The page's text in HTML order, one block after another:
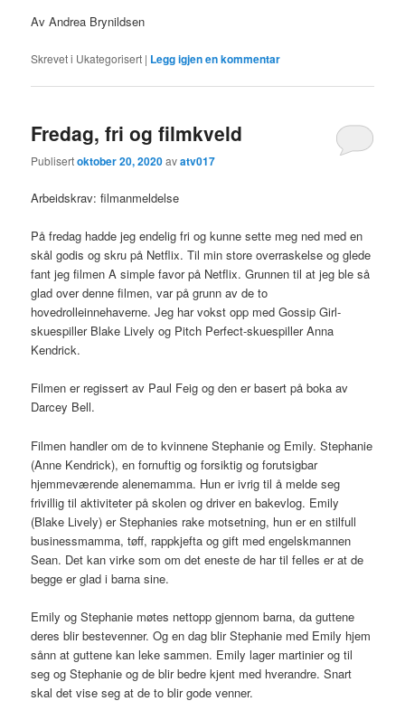
Av Andrea Brynildsen
Skrevet i Ukategorisert | Legg igjen en kommentar
Fredag, fri og filmkveld
Publisertoktober 20, 2020avatv017
Arbeidskrav: filmanmeldelse
På fredag hadde jeg endelig fri og kunne sette meg ned med en
skål godis og skru på Netflix. Til min store overraskelse og glede
fant jeg filmen A simple favor på Netflix. Grunnen til at jeg ble så
glad over denne filmen, var på grunn av de to
hovedrolleinnehaverne. Jeg har vokst opp med Gossip Girl-
skuespiller Blake Lively og Pitch Perfect-skuespiller Anna
Kendrick.
Filmen er regissert av Paul Feig og den er basert på boka av
Darcey Bell.
Filmen handler om de to kvinnene Stephanie og Emily. Stephanie
(Anne Kendrick), en fornuftig og forsiktig og forutsigbar
hjemmeværende alenemamma. Hun er ivrig til å melde seg
frivillig til aktiviteter på skolen og driver en bakevlog. Emily
(Blake Lively) er Stephanies rake motsetning, hun er en stilfull
businessmamma, tøff, rappkjefta og gift med engelskmannen
Sean. Det kan virke som om det eneste de har til felles er at de
begge er glad i barna sine.
Emily og Stephanie møtes nettopp gjennom barna, da guttene
deres blir bestevenner. Og en dag blir Stephanie med Emily hjem
sånn at guttene kan leke sammen. Emily lager martinier og til
seg og Stephanie og de blir bedre kjent med hverandre. Snart
skal det vise seg at de to blir gode venner.